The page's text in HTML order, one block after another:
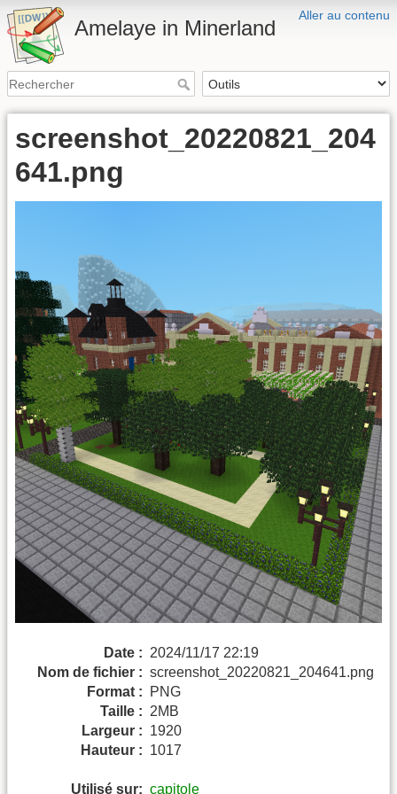
Aller au contenu
Amelaye in Minerland
screenshot_20220821_204
641.png
Date : 2024/11/17 22:19
Nom de fichier : screenshot_20220821_204641.png
Format :
PNG
Taille : 2MB
Largeur : 1920
Hauteur : 1017
Utilisé sur: capitole